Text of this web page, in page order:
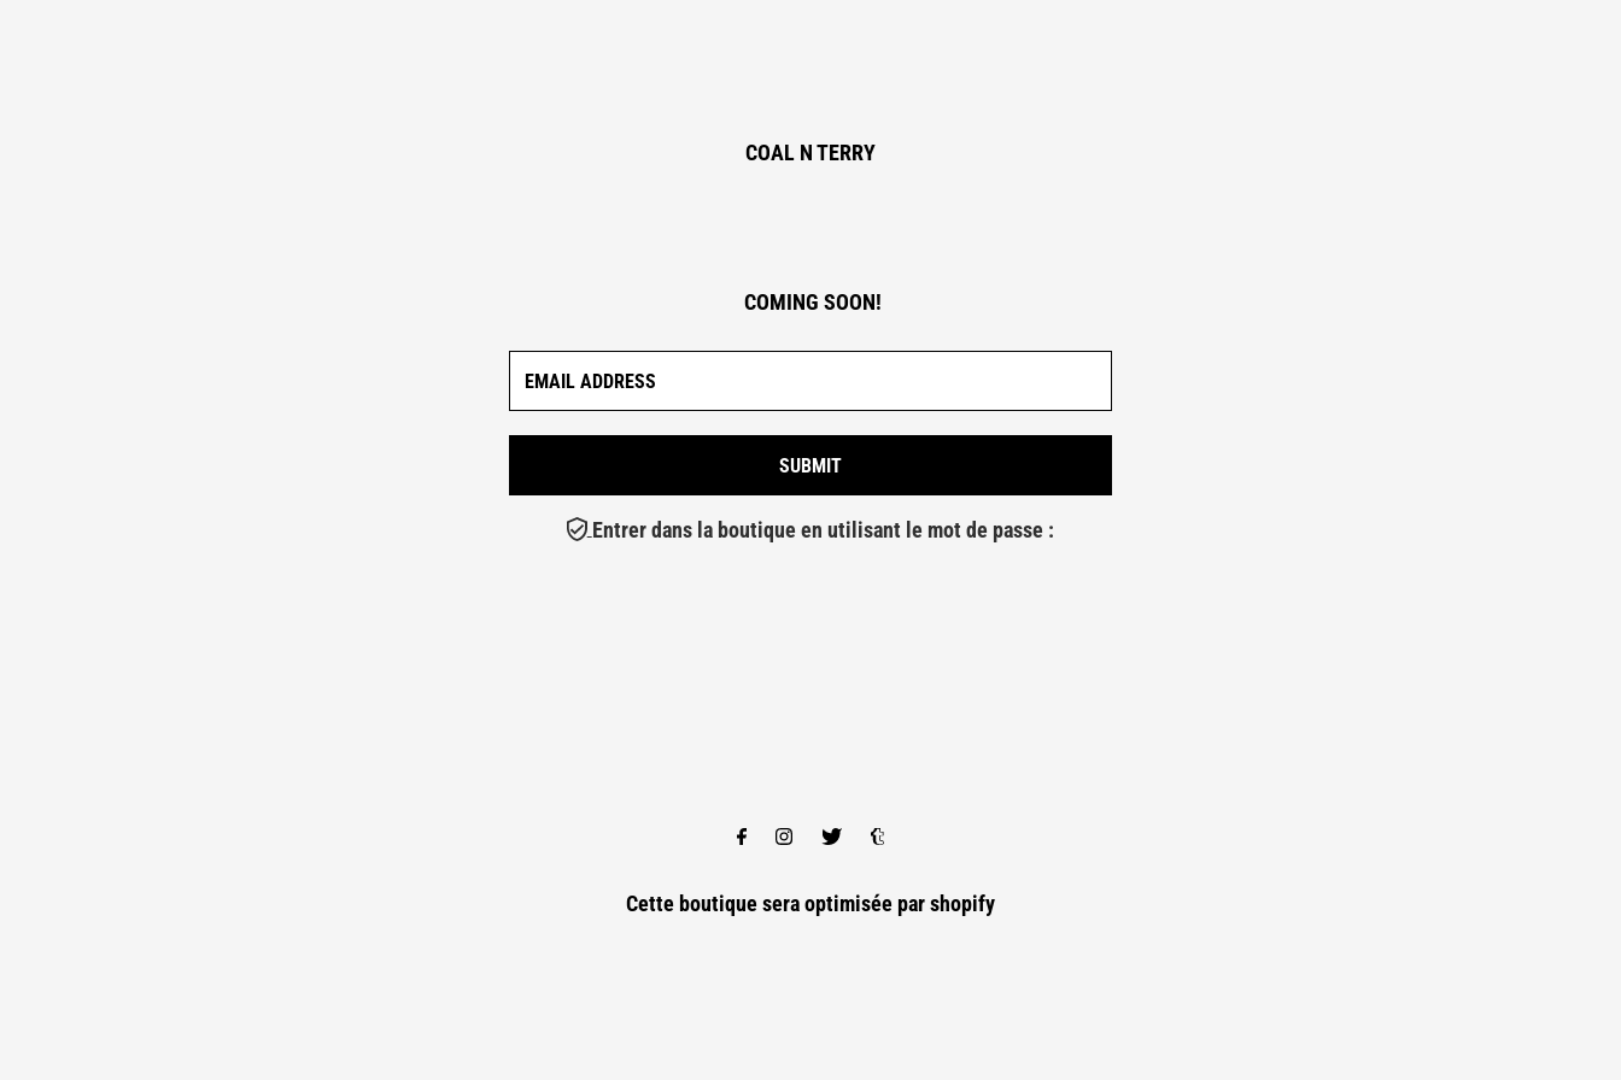
COAL N TERRY
COMING SOON!
Entrer dans la boutique en utilisant le mot de passe :
Cette boutique sera optimisée parshopify